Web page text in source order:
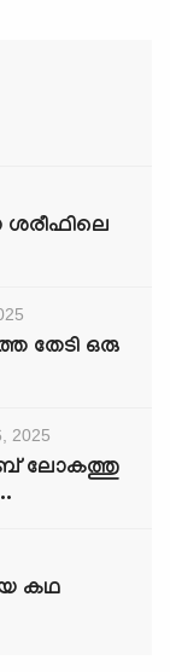
ശരീഫിലെ
തേടി ഒരു
2025
ലോകത്തു
കഥ